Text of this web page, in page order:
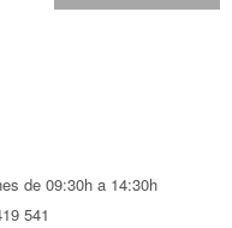
de 09:30h a 14:30h
541